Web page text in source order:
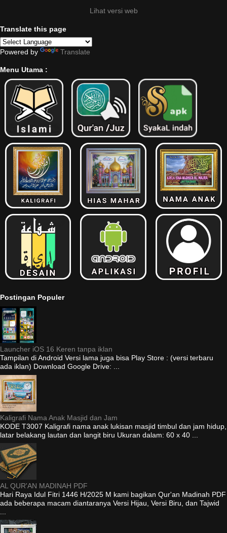
Lihat versi web
Translate this page
Powered by Translate
Menu Utama :
Postingan Populer
Launcher iOS 16 Keren tanpa iklan
Tampilan di Android Versi lama juga bisa Play Store : (versi terbaru
ada iklan) Download Google Drive: ...
Kaligrafi Nama Anak Masjid dan Jam
KODE T3007 Kaligrafi nama anak lukisan masjid timbul dan jam hidup,
latar belakang lautan dan langit biru Ukuran dalam: 60 x 40 ...
AL QUR'AN MADINAH PDF
Hari Raya Idul Fitri 1446 H/2025 M kami bagikan Qur'an Madinah PDF
ada beberapa macam diantaranya Versi Hijau, Versi Biru, dan Tajwid